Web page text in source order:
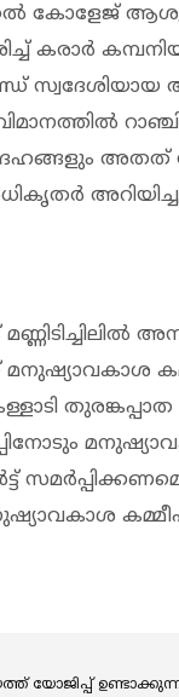
കോളേജ്
കരാര്‍
സ്വദേശിയായ
അതത്
തുരങ്കപ്പാത
യോജിപ്പ്